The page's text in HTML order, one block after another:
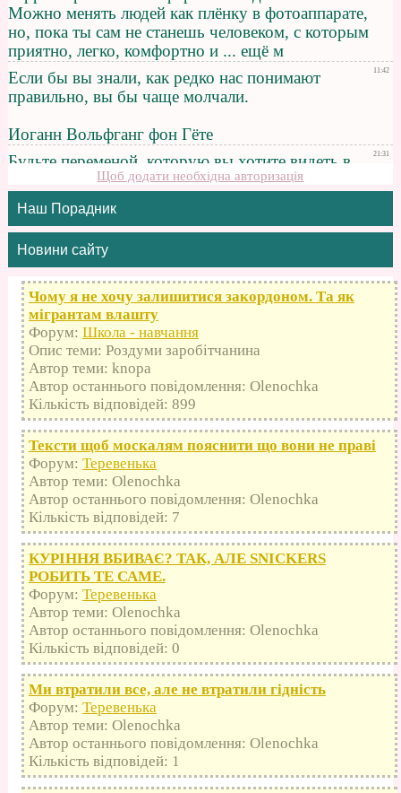
Щоб додати необхідна авторизація
Наш Порадник
Новини сайту
Чому я не хочу залишитися закордоном. Та як
мігрантам влашту
Форум: Школа - навчання
Опис теми: Роздуми заробітчанина
Автор теми: knopa
Автор останнього повідомлення: Olenochka
Кількість відповідей: 899
Тексти щоб москалям пояснити що вони не праві
Форум: Теревенька
Автор теми: Olenochka
Автор останнього повідомлення: Olenochka
Кількість відповідей: 7
КУРІННЯ ВБИВАЄ? ТАК, АЛЕ SNICKERS
РОБИТЬ ТЕ САМЕ.
Форум: Теревенька
Автор теми: Olenochka
Автор останнього повідомлення: Olenochka
Кількість відповідей: 0
Ми втратили все, але не втратили гідність
Форум: Теревенька
Автор теми: Olenochka
Автор останнього повідомлення: Olenochka
Кількість відповідей: 1